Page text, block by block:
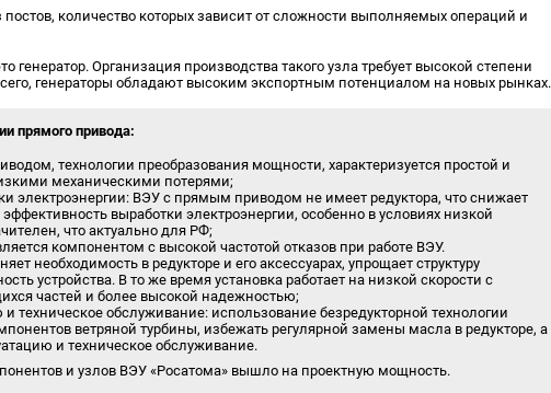
количество которых зависит от сложности выполняемых операций и
Организация производства такого узла требует высокой степени
генераторы обладают высоким экспортным потенциалом на новых рынках.
прямого привода:
технологии преобразования мощности, характеризуется простой и
механическими потерями;
электроэнергии: ВЭУ с прямым приводом не имеет редуктора, что снижает
выработки электроэнергии, особенно в условиях низкой
что актуально для РФ;
компонентом с высокой частотой отказов при работе ВЭУ.
необходимость в редукторе и его аксессуарах, упрощает структуру
устройства. В то же время установка работает на низкой скорости с
частей и более высокой надежностью;
техническое обслуживание: использование безредукторной технологии
ветряной турбины, избежать регулярной замены масла в редукторе, а
и техническое обслуживание.
и узлов ВЭУ «Росатома» вышло на проектную мощность.